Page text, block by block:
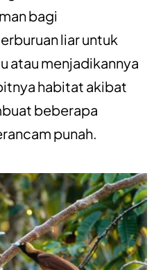
bagi
liar untuk
atau menjadikannya
habitat akibat
beberapa
punah.